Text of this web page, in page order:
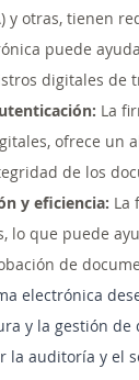
y otras, tienen
puede
digitales de
La
ofrece un
de los
y eficiencia: La
lo que puede
de
electrónica
y la gestión
la auditoría y el